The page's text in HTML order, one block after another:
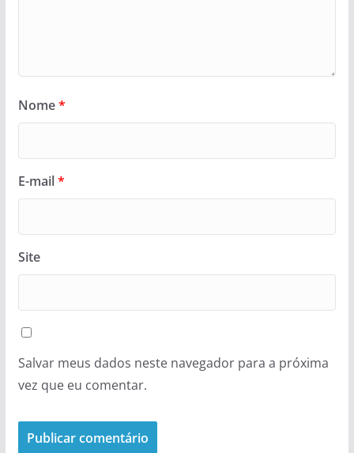
Nome*
E-mail*
Site
Salvar meus dados neste navegador para a próxima
vez que eu comentar.